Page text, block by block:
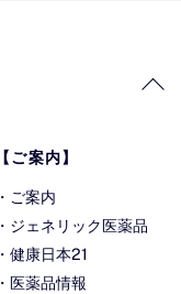
Back
【ご案内】
・ ご案内
・ ジェネリック医薬品
・健康日本21
・医薬品情報